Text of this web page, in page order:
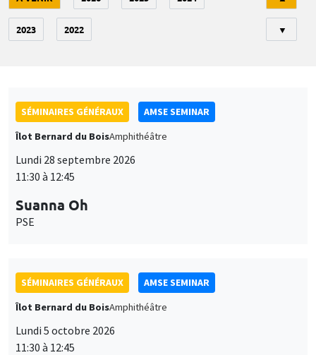
2023 2022 ▼
SÉMINAIRES GÉNÉRAUX
AMSE SEMINAR
Îlot Bernard du BoisAmphithéâtre
Lundi 28 septembre 2026
11:30 à 12:45
Suanna Oh
PSE
SÉMINAIRES GÉNÉRAUX
AMSE SEMINAR
Îlot Bernard du BoisAmphithéâtre
Lundi 5 octobre 2026
11:30 à 12:45